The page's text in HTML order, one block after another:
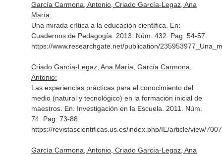
García Carmona, Antonio, Criado García-Legaz, Ana
María:
Una mirada crítica a la educación científica. En:
Cuadernos de Pedagogía . 2013. Núm. 432. Pag. 54-57.
https://www.researchgate.net/publication/
Criado García-Legaz, Ana María, García Carmona,
Antonio:
Las experiencias prácticas para el conocimiento del
medio (natural y tecnológico) en la formación inicial de
maestros. En: Investigación en la Escuela . 2011. Núm.
74. Pag. 73-88.
https://revistascientificas.us.es/index.php/IE/article/view/7007
García Carmona, Antonio, Criado García-Legaz, Ana